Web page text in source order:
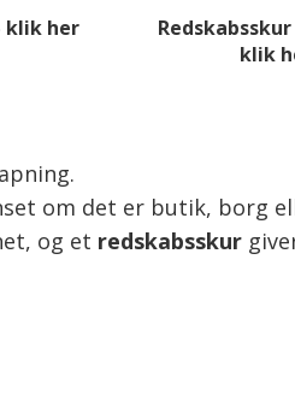
klik her
klik
om det er butik, borg
og et redskabsskur